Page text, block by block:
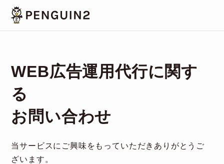
WEB広告運用代行に関す
る
お問い合わせ
当サービスにご興味をもっていただきありがとうご
ざいます。